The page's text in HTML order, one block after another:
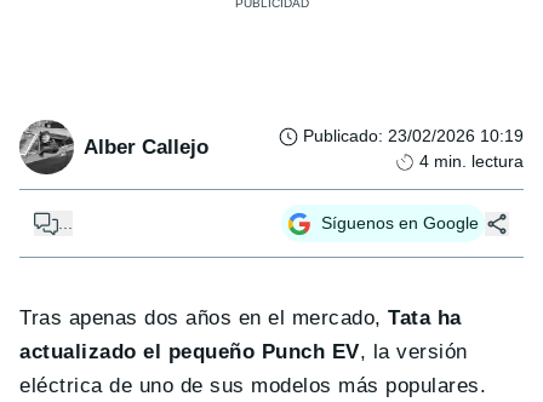
Alber Callejo Publicado: 23/02/2026 10:19
4 min. lectura
... Síguenos en Google
Tras apenas dos años en el mercado, Tata ha
actualizado el pequeño Punch EV, la versión
eléctrica de uno de sus modelos más populares.